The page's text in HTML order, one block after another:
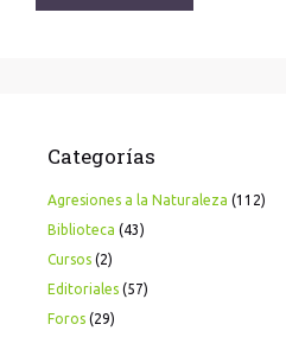
Categorías
Agresiones a la Naturaleza (112)
Biblioteca (43)
Cursos (2)
Editoriales (57)
Foros (29)